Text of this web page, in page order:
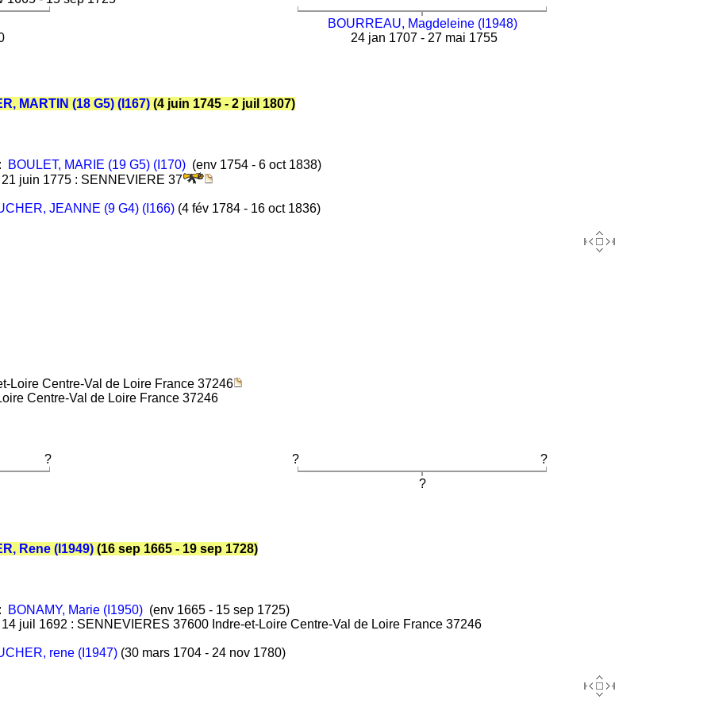
BOURREAU, Magdeleine (I1948)
24 jan 1707 - 27 mai 1755
MARTIN (18 G5) (I167) (4 juin 1745 - 2 juil 1807)
BOULET, MARIE (19 G5) (I170) (env 1754 - 6 oct 1838)
21 juin 1775 : SENNEVIERE 37
JEANNE (9 G4) (I166) (4 fév 1784 - 16 oct 1836)
Loire Centre-Val de Loire France 37246
Centre-Val de Loire France 37246
? ?
?
?
Rene (I1949) (16 sep 1665 - 19 sep 1728)
BONAMY, Marie (I1950) (env 1665 - 15 sep 1725)
14 juil 1692 : SENNEVIERES 37600 Indre-et-Loire Centre-Val de Loire France 37246
rene (I1947) (30 mars 1704 - 24 nov 1780)